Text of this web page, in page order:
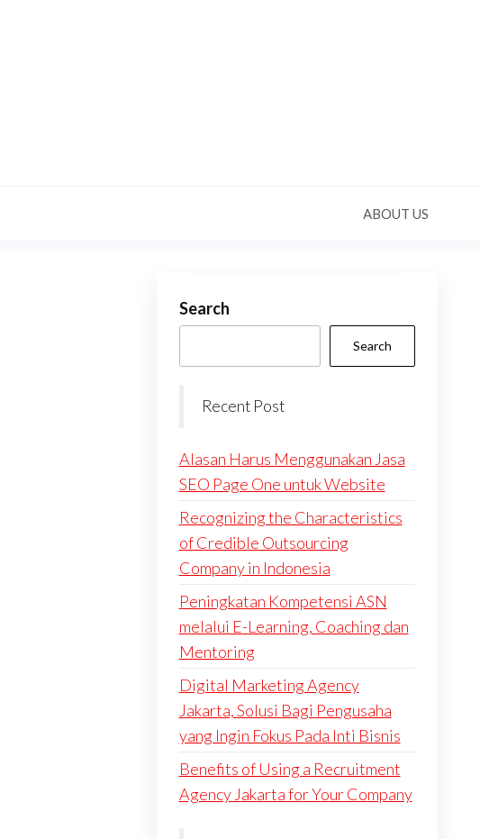
ABOUT US
Search
Search
Recent Post
Alasan Harus Menggunakan Jasa
SEO Page One untuk Website
Recognizing the Characteristics
of Credible Outsourcing
Company in Indonesia
Peningkatan Kompetensi ASN
melalui E-Learning, Coaching dan
Mentoring
Digital Marketing Agency
Jakarta, Solusi Bagi Pengusaha
yang Ingin Fokus Pada Inti Bisnis
Benefits of Using a Recruitment
Agency Jakarta for Your Company